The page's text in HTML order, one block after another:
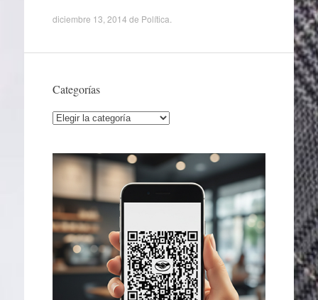
diciembre 13, 2014 de Política
Categorías
Categorías